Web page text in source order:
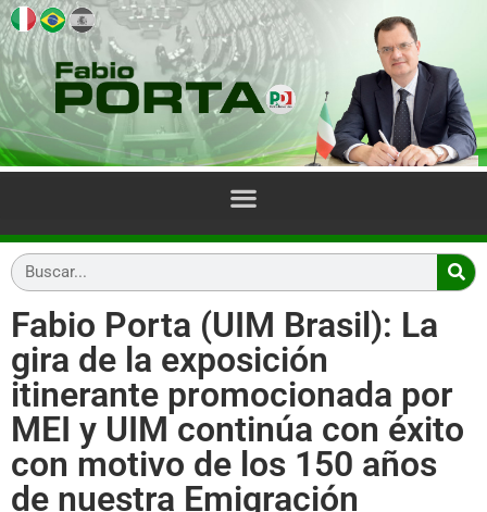
Fabio Porta (UIM Brasil): La
gira de la exposición
itinerante promocionada por
MEI y UIM continúa con éxito
con motivo de los 150 años
de nuestra Emigración